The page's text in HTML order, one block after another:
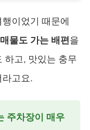
이었기 때문에
물도 가는 배편 을
하고, 맛있는 충무
고요.
주차장이 매우